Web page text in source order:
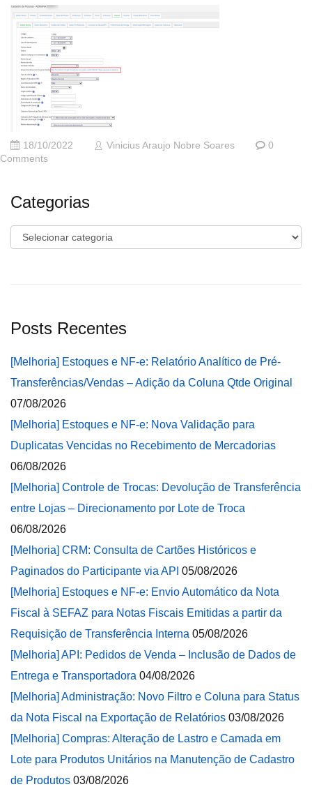
18/10/2022 Vinicius Araujo Nobre Soares
0
Comments
Categorias
Categorias
Posts Recentes
[Melhoria] Estoques e NF-e: Relatório Analítico de Pré-
Transferências/Vendas – Adição da Coluna Qtde Original
07/08/2026
[Melhoria] Estoques e NF-e: Nova Validação para
Duplicatas Vencidas no Recebimento de Mercadorias
06/08/2026
[Melhoria] Controle de Trocas: Devolução de Transferência
entre Lojas – Direcionamento por Lote de Troca
06/08/2026
[Melhoria] CRM: Consulta de Cartões Históricos e
Paginados do Participante via API 05/08/2026
[Melhoria] Estoques e NF-e: Envio Automático da Nota
Fiscal à SEFAZ para Notas Fiscais Emitidas a partir da
Requisição de Transferência Interna 05/08/2026
[Melhoria] API: Pedidos de Venda – Inclusão de Dados de
Entrega e Transportadora 04/08/2026
[Melhoria] Administração: Novo Filtro e Coluna para Status
da Nota Fiscal na Exportação de Relatórios 03/08/2026
[Melhoria] Compras: Alteração de Lastro e Camada em
Lote para Produtos Unitários na Manutenção de Cadastro
de Produtos 03/08/2026